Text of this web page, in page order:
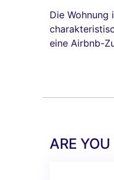
Die
eine Airbnb-
ARE